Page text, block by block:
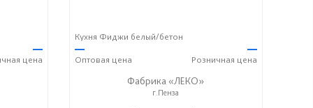
—
цена
Кухня Фиджи белый/бетон
—
Оптовая цена
—
Розничная цена
Фабрика «ЛЕКО»
г.Пенза